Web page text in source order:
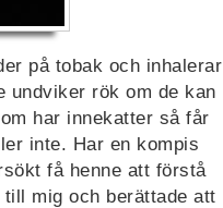
på tobak och inhalerar
undviker rök om de kan
har innekatter så får
inte. Har en kompis
få henne att förstå
mig och berättade att